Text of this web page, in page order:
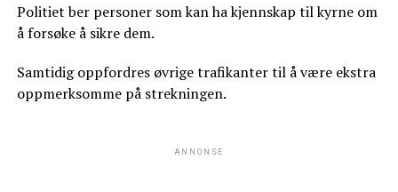
Politiet ber personer som kan ha kjennskap til kyrne om
å forsøke å sikre dem.
Samtidig oppfordres øvrige trafikanter til å være ekstra
oppmerksomme på strekningen.
ANNONSE